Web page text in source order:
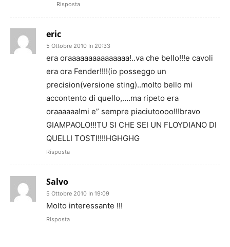
Risposta
eric
5 Ottobre 2010 In 20:33
era oraaaaaaaaaaaaaaa!..va che bello!!!e cavoli
era ora Fender!!!!(io posseggo un
precision(versione sting)..molto bello mi
accontento di quello,….ma ripeto era
oraaaaaa!mi e” sempre piaciutoooo!!!bravo
GIAMPAOLO!!!TU SI CHE SEI UN FLOYDIANO DI
QUELLI TOSTI!!!!HGHGHG
Risposta
Salvo
5 Ottobre 2010 In 19:09
Molto interessante !!!
Risposta